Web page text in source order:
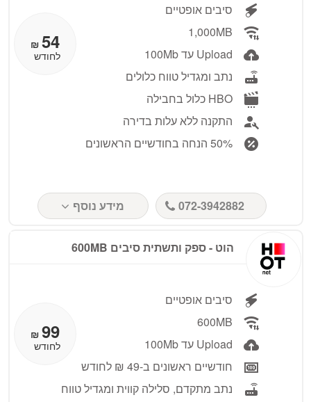
סיבים אופטיים
1,000MB
Upload עד 100Mb
נתב ומגדיל טווח כלולים
HBO כלול בחבילה
התקנה ללא עלות בדירה
50% הנחה בחודשיים הראשונים
54
₪
לחודש
072-3942882 מידע נוסף
הוט - ספק ותשתית סיבים 600MB
סיבים אופטיים
600MB
Upload עד 100Mb
חודשיים ראשונים ב-49 ₪ לחודש
נתב מתקדם, סלילה קווית ומגדיל טווח
99
₪
לחודש